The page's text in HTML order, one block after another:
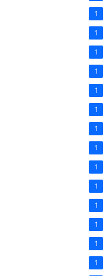
1
1
1
1
1
1
1
1
1
1
1
1
1
1